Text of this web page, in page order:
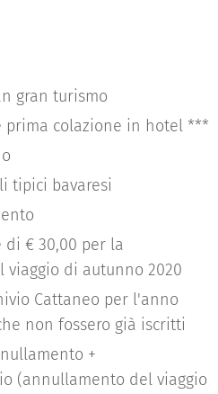
gran turismo
prima colazione in hotel ***
tipici bavaresi
di € 30,00 per la
viaggio di autunno 2020
Cattaneo per l'anno
non fossero già iscritti
+
(annullamento del viaggio